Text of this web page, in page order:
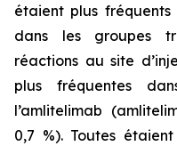
étaient plus
dans les groupes
réactions au site
plus fréquentes
l’amlitelimab
0,7 %). Toutes